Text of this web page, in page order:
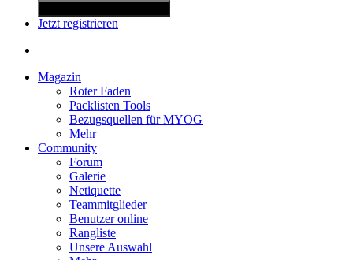
Jetzt registrieren
Magazin
Roter Faden
Packlisten Tools
Bezugsquellen für MYOG
Mehr
Community
Forum
Galerie
Netiquette
Teammitglieder
Benutzer online
Rangliste
Unsere Auswahl